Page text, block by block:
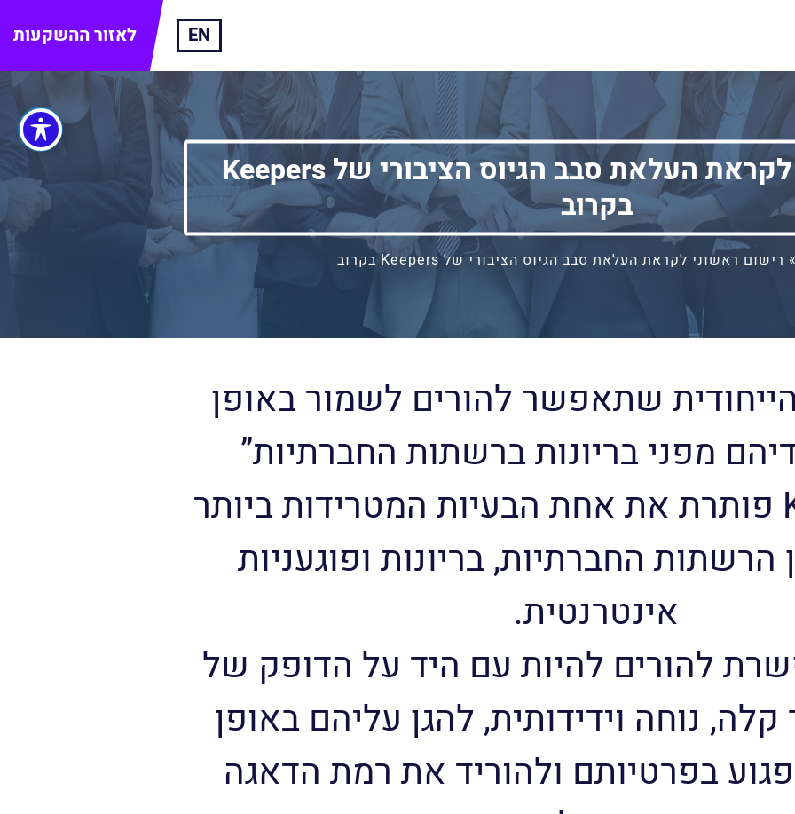
לאזור ההשקעות EN
רישום ראשוני לקראת העלאת סבב הגיוס הציבורי של Keepers
בקרוב
רישום ראשוני לקראת העלאת סבב הגיוס הציבורי של Keepers בקרוב
הייחודית שתאפשר להורים לשמור באופן
מפני בריונות ברשתות החברתיות”
חברת Keepers פותרת את אחת הבעיות המטרידות ביותר
הרשתות החברתיות, בריונות ופוגעניות
אינטרנטית.
להורים להיות עם היד על הדופק של
נוחה וידידותית, להגן עליהם באופן
בפרטיותם ולהוריד את רמת הדאגה